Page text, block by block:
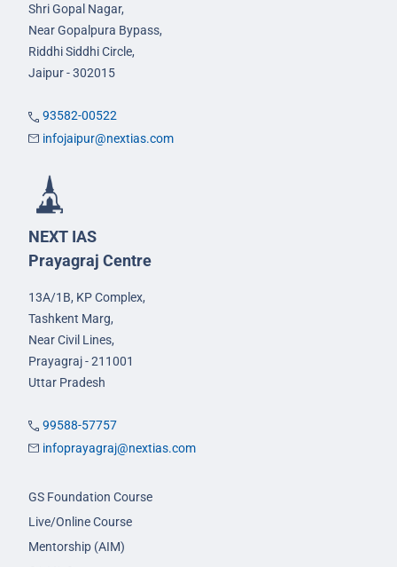
Shri Gopal Nagar,
Near Gopalpura Bypass,
Riddhi Siddhi Circle,
Jaipur - 302015
93582-00522
infojaipur@nextias.com
NEXT IAS
Prayagraj Centre
13A/1B, KP Complex,
Tashkent Marg,
Near Civil Lines,
Prayagraj - 211001
Uttar Pradesh
99588-57757
infoprayagraj@nextias.com
GS Foundation Course
Live/Online Course
Mentorship (AIM)